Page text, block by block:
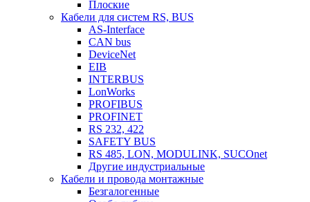
Плоские
Кабели для систем RS, BUS
AS-Interface
CAN bus
DeviceNet
EIB
INTERBUS
LonWorks
PROFIBUS
PROFINET
RS 232, 422
SAFETY BUS
RS 485, LON, MODULINK, SUCOnet
Другие индустриальные
Кабели и провода монтажные
Безгалогенные